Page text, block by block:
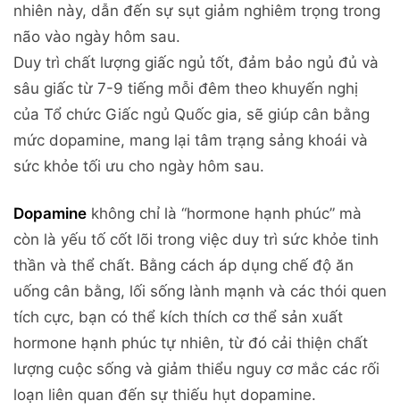
nhiên này, dẫn đến sự sụt giảm nghiêm trọng trong
não vào ngày hôm sau.
Duy trì chất lượng giấc ngủ tốt, đảm bảo ngủ đủ và
sâu giấc từ 7-9 tiếng mỗi đêm theo khuyến nghị
của Tổ chức Giấc ngủ Quốc gia, sẽ giúp cân bằng
mức dopamine, mang lại tâm trạng sảng khoái và
sức khỏe tối ưu cho ngày hôm sau.
Dopamine không chỉ là “hormone hạnh phúc” mà
còn là yếu tố cốt lõi trong việc duy trì sức khỏe tinh
thần và thể chất. Bằng cách áp dụng chế độ ăn
uống cân bằng, lối sống lành mạnh và các thói quen
tích cực, bạn có thể kích thích cơ thể sản xuất
hormone hạnh phúc tự nhiên, từ đó cải thiện chất
lượng cuộc sống và giảm thiểu nguy cơ mắc các rối
loạn liên quan đến sự thiếu hụt dopamine.